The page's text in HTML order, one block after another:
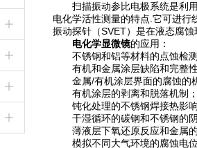
扫描振动参比电极系统是利用
电化学活性测量的特点.它可进行
振动探针（SVET）是在液态腐
电化学显微镜的应用：
不锈钢和铝等材料的点蚀检测
有机和金属涂层缺陷和完整性
金属/有机涂层界面的腐蚀的
有机涂层的剥离和脱落机制；
钝化处理的不锈钢焊接热影响
干湿循环的碳钢和不锈钢的阴
薄液层下氧还原反应和金属的
模拟不同大气环境的腐蚀电位